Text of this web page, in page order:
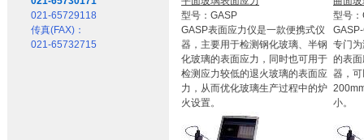
021-65729118
传真(FAX)：
021-65732715
型号：GASP
GASP表面应力仪是一款便携式仪
器，主要用于检测钢化玻璃、半钢
化玻璃的表面应力，同时也可用于
检测应力较低的退火玻璃的表面应
力，从而优化玻璃生产过程中的炉
火设置。
型号
专门
的表
器，
小。